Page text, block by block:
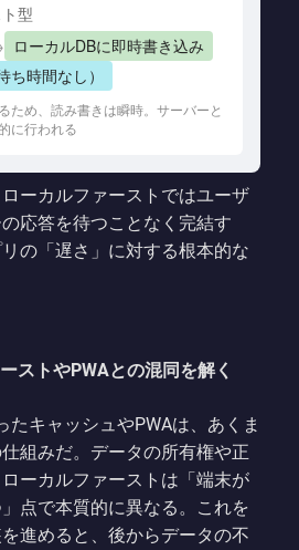
型
ローカルDBに即時書き込み
ち時間なし）
ため、読み書きは瞬時。サーバーと
に行われる
ーカルファーストではユーザ
応答を待つことなく完結す
の「遅さ」に対する根本的な
ストやPWAとの混同を解く
たキャッシュやPWAは、あくま
組みだ。データの所有権や正
ーカルファーストは「端末が
点で本質的に異なる。これを
進めると、後からデータの不